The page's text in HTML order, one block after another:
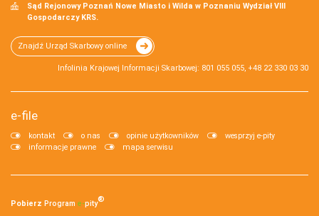
Sąd Rejonowy Poznań Nowe Miasto i Wilda w Poznaniu Wydział VIII
Gospodarczy KRS.
Znajdź Urząd Skarbowy online
Infolinia Krajowej Informacji Skarbowej: 801 055 055, +48 22 330 03 30
e-file
kontakt o nas opinie użytkowników
wesprzyj e-pity
informacje prawne
mapa serwisu
Pobierz Program e‑pity®